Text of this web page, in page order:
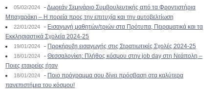
05/02/2024 -Δωρεάν Σεμινάριο Συμβουλευτικής από τα Φροντιστήρια
Μπαχαράκη – Η πορεία προς την επιτυχία και την αυτοβελτίωση
22/01/2024 - Εισαγωγή μαθητών/τριών στα Πρότυπα, Πειραματικά και τα
Εκκλησιαστικά Σχολεία 2024-25
19/01/2024 - Προκήρυξη εισαγωγής στις Στρατιωτικές Σχολές 2024-25
18/01/2024 -Θεσσαλονίκη: Πλήθος κόσμου στην job day στη Νεάπολη –
Ποιες εταιρείες ήταν
18/01/2024 - Ποιο πρόγραμμα σου δίνει πρόσβαση στα καλύτερα
πανεπιστήμια του κόσμου!